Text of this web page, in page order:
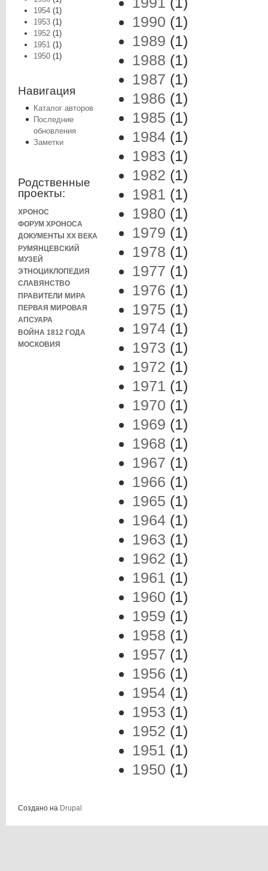
1954 (1)
1953 (1)
1952 (1)
1951 (1)
1950 (1)
Навигация
Каталог авторов
Последние
обновления
Заметки
Родственные
проекты:
ХРОНОС
ФОРУМ ХРОНОСА
ДОКУМЕНТЫ XX ВЕКА
РУМЯНЦЕВСКИЙ
МУЗЕЙ
ЭТНОЦИКЛОПЕДИЯ
СЛАВЯНСТВО
ПРАВИТЕЛИ МИРА
ПЕРВАЯ МИРОВАЯ
АПСУАРА
ВОЙНА 1812 ГОДА
МОСКОВИЯ
1990 (1)
1989 (1)
1988 (1)
1987 (1)
1986 (1)
1985 (1)
1984 (1)
1983 (1)
1982 (1)
1981 (1)
1980 (1)
1979 (1)
1978 (1)
1977 (1)
1976 (1)
1975 (1)
1974 (1)
1973 (1)
1972 (1)
1971 (1)
1970 (1)
1969 (1)
1968 (1)
1967 (1)
1966 (1)
1965 (1)
1964 (1)
1963 (1)
1962 (1)
1961 (1)
1960 (1)
1959 (1)
1958 (1)
1957 (1)
1956 (1)
1954 (1)
1953 (1)
1952 (1)
1951 (1)
1950 (1)
Создано на Drupal